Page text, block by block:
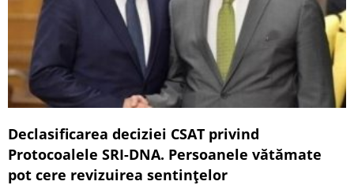
Declasificarea deciziei CSAT privind
Protocoalele SRI-DNA. Persoanele vătămate
pot cere revizuirea sentințelor